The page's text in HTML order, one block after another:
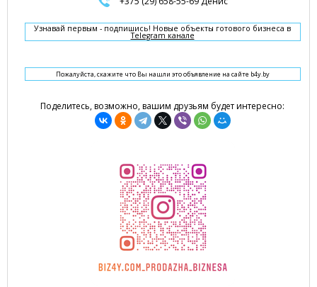
Узнавай первым - подпишись! Новые объекты готового бизнеса в
Telegram канале
Пожалуйста, скажите что Вы нашли это объявление на сайте b4y.by
Поделитесь, возможно, вашим друзьям будет интересно: